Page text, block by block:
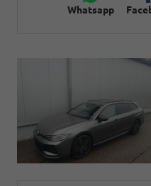
Whatsapp